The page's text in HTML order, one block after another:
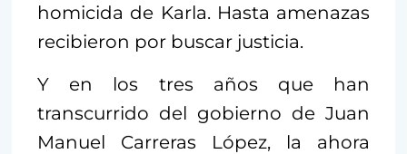
homicida de Karla. Hasta amenazas
recibieron por buscar justicia.
Y en los tres años que han
transcurrido del gobierno de Juan
Manuel Carreras López, la ahora